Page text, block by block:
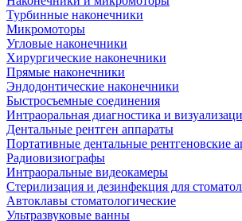
Турбинные наконечники
Микромоторы
Угловые наконечники
Хирургические наконечники
Прямые наконечники
Эндодонтические наконечники
Быстросъемные соединения
Интраоральная диагностика и
Дентальные рентген аппараты
Портативные дентальные рентгеновские
Радиовизиографы
Интраоральные видеокамеры
Стерилизация и дезинфекция для
Автоклавы стоматологические
Ультразвуковые ванны